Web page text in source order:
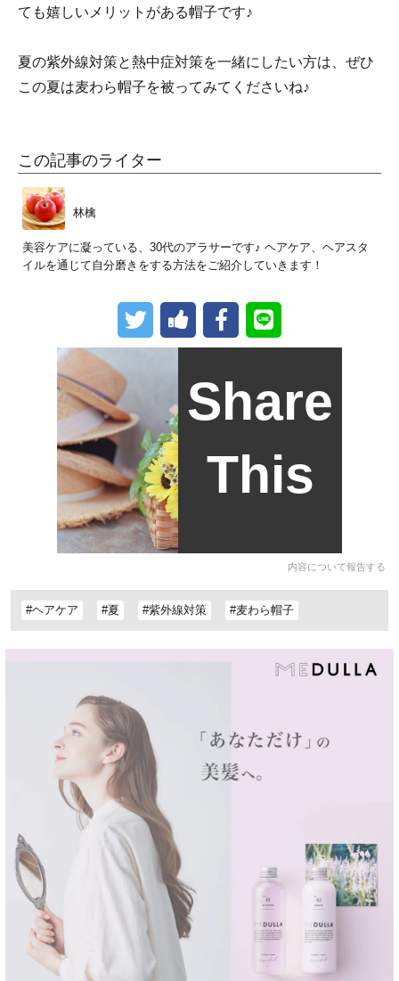
ても嬉しいメリットがある帽子です♪
夏の紫外線対策と熱中症対策を一緒にしたい方は、ぜひ
この夏は麦わら帽子を被ってみてくださいね♪
この記事のライター
林檎
美容ケアに凝っている、30代のアラサーです♪ ヘアケア、ヘアスタ
イルを通じて自分磨きをする方法をご紹介していきます！
Share
This
内容について報告する
#ヘアケア #夏 #紫外線対策 #麦わら帽子